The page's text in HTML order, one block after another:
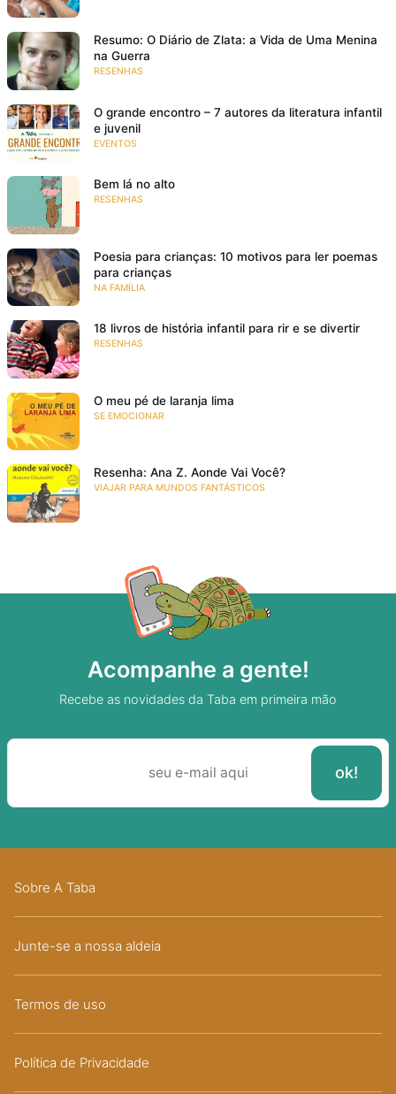
Resumo: O Diário de Zlata: a Vida de Uma Menina
na Guerra
RESENHAS
O grande encontro – 7 autores da literatura infantil
e juvenil
EVENTOS
Bem lá no alto
RESENHAS
Poesia para crianças: 10 motivos para ler poemas
para crianças
NA FAMÍLIA
18 livros de história infantil para rir e se divertir
RESENHAS
O meu pé de laranja lima
SE EMOCIONAR
Resenha: Ana Z. Aonde Vai Você?
VIAJAR PARA MUNDOS FANTÁSTICOS
Acompanhe a gente!
Recebe as novidades da Taba em primeira mão
Sobre A Taba
Junte-se a nossa aldeia
Termos de uso
Política de Privacidade